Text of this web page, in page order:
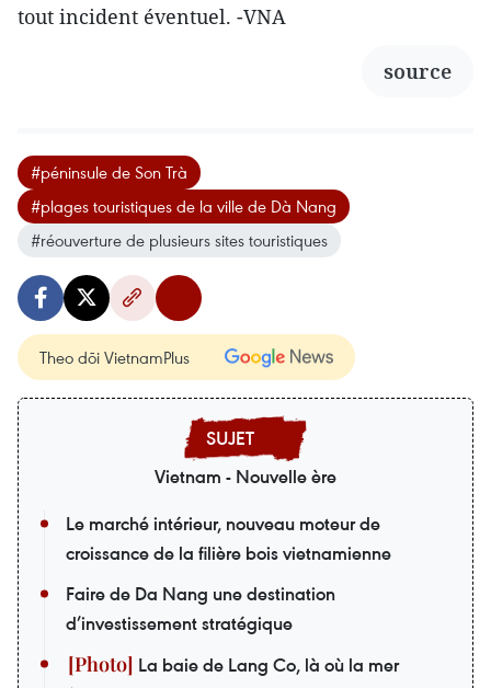
tout incident éventuel. -VNA
source
#péninsule de Son Trà
#plages touristiques de la ville de Dà Nang
#réouverture de plusieurs sites touristiques
Theo dõi VietnamPlus
Vietnam - Nouvelle ère
Le marché intérieur, nouveau moteur de
croissance de la filière bois vietnamienne
Faire de Da Nang une destination
d’investissement stratégique
La baie de Lang Co, là où la mer